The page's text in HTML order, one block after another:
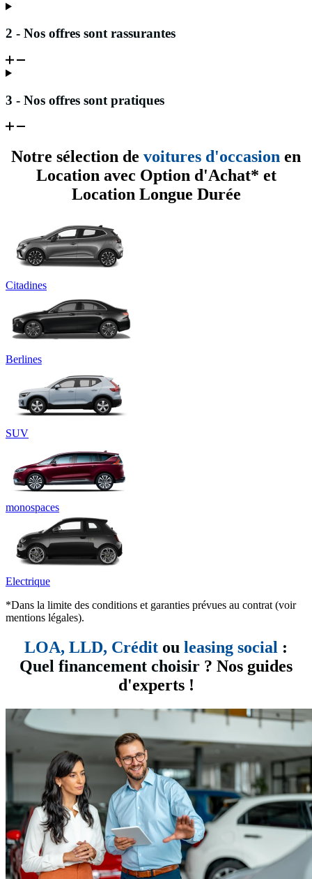
2 - Nos offres sont rassurantes
3 - Nos offres sont pratiques
Notre sélection de voitures d'occasion en
Location avec Option d'Achat* et
Location Longue Durée
Citadines
Berlines
SUV
monospaces
Electrique
*Dans la limite des conditions et garanties prévues au contrat (voir
mentions légales).
LOA, LLD, Crédit ou leasing social :
Quel financement choisir ? Nos guides
d'experts !